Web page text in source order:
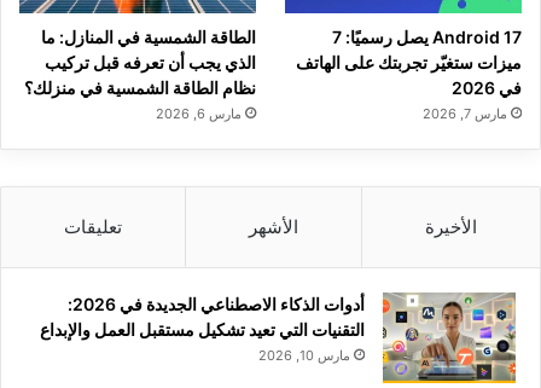
Android 17 يصل رسميًا: 7
ميزات ستغيّر تجربتك على الهاتف
في 2026
مارس 7, 2026
الطاقة الشمسية في المنازل: ما
الذي يجب أن تعرفه قبل تركيب
نظام الطاقة الشمسية في منزلك؟
مارس 6, 2026
الأخيرة الأشهر تعليقات
أدوات الذكاء الاصطناعي الجديدة في 2026:
التقنيات التي تعيد تشكيل مستقبل العمل والإبداع
مارس 10, 2026